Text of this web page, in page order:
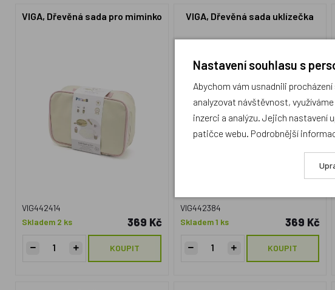
VIGA, Dřevěná sada pro miminko
VIG442414
Skladem 2 ks
369 Kč
KOUPIT
VIGA, Dřevěná sada uklízečka
VIG442384
Skladem 1 ks
369 Kč
KOUPIT
Nastavení souhlasu s
Abychom vám usnadnili
analyzovat návštěvnost,
inzerci a analýzu. Jejich nastavení
patičce webu. Podrobnější